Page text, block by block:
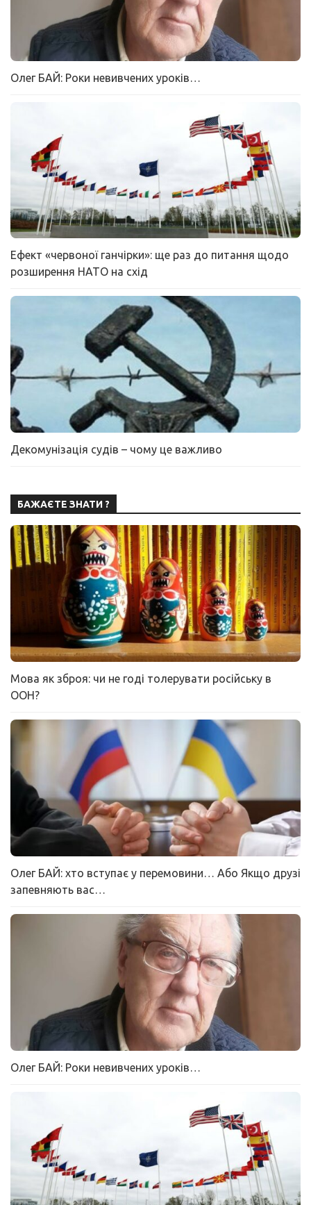
Олег БАЙ: Роки невивчених уроків…
Ефект «червоної ганчірки»: ще раз до питання щодо
розширення НАТО на схід
Декомунізація судів – чому це важливо
БАЖАЄТЕ ЗНАТИ ?
Мова як зброя: чи не годі толерувати російську в
ООН?
Олег БАЙ: хто вступає у перемовини… Або Якщо друзі
запевняють вас…
Олег БАЙ: Роки невивчених уроків…